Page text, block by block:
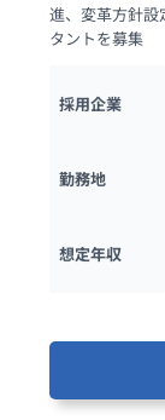
進、変革方針設
タントを募集
採用企業
勤務地
想定年収